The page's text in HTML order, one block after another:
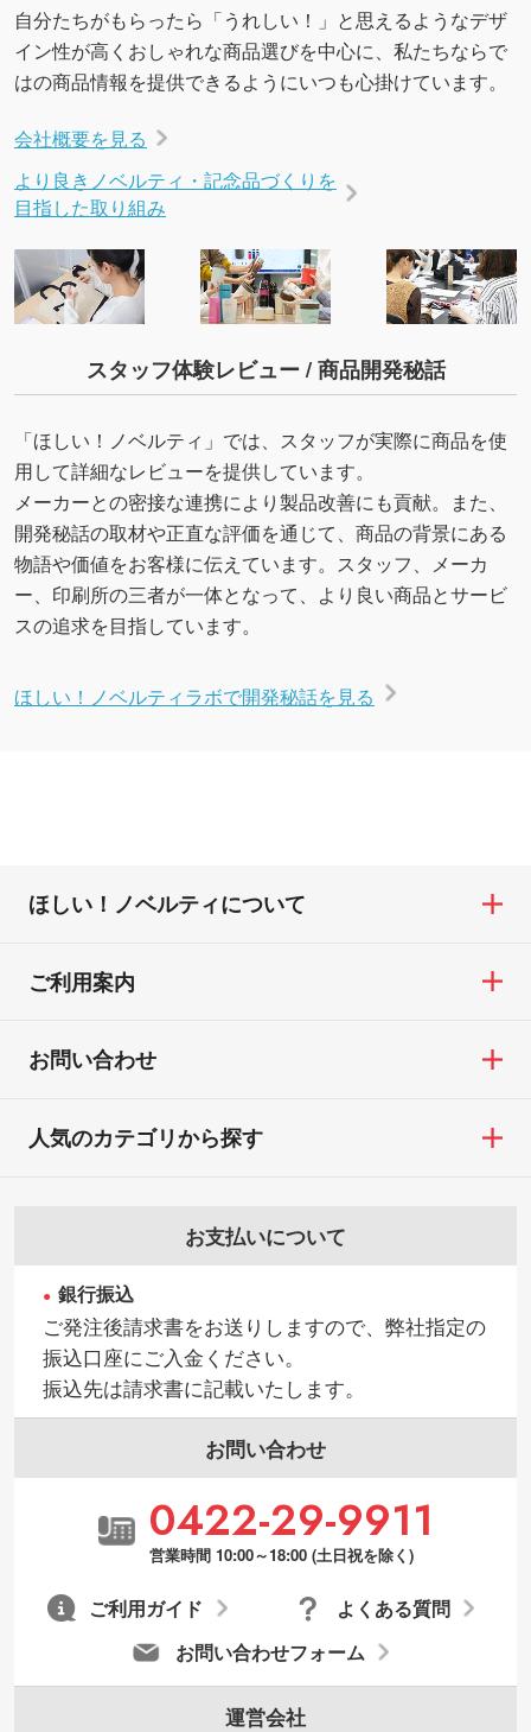
→詳しく見る
自分たちがもらったら「うれしい！」と思えるようなデザ
イン性が高くおしゃれな商品選びを中心に、私たちならで
はの商品情報を提供できるようにいつも心掛けています。
会社概要を見る
より良きノベルティ・記念品づくりを
目指した取り組み
スタッフ体験レビュー / 商品開発秘話
「ほしい！ノベルティ」では、スタッフが実際に商品を使
用して詳細なレビューを提供しています。
メーカーとの密接な連携により製品改善にも貢献。また、
開発秘話の取材や正直な評価を通じて、商品の背景にある
物語や価値をお客様に伝えています。スタッフ、メーカ
ー、印刷所の三者が一体となって、より良い商品とサービ
スの追求を目指しています。
ほしい！ノベルティラボで開発秘話を見る
ほしい！ノベルティについて
ご利用案内
お問い合わせ
お支払いについて
銀行振込
ご発注後請求書をお送りしますので、弊社指定の
振込口座にご入金ください。
振込先は請求書に記載いたします。
お問い合わせ
0422-29-9911
営業時間 10:00～18:00 (土日祝を除く)
お問い合わせフォーム
よくある質問
ご利用ガイド
運営会社
人気のカテゴリから探す